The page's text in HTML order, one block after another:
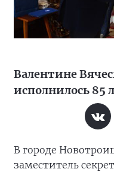
Валентине
исполнилось 85
В городе
заместитель